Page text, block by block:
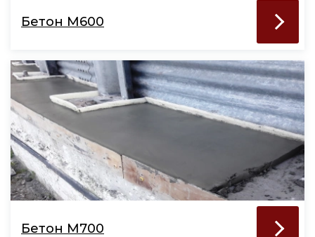
Бетон М600
Бетон М700